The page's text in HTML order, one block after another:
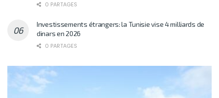
0 PARTAGES
Investissements étrangers: la Tunisie vise 4 milliards de
dinars en 2026
0 PARTAGES